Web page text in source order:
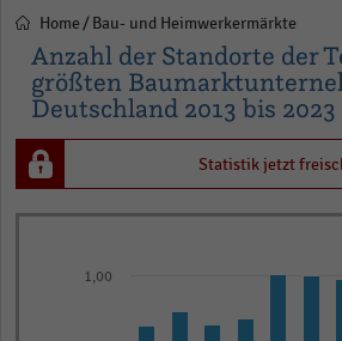
Pfadnavigation
Home Bau- und Heimwerkermärkte
Anzahl der Standorte der
größten
Deutschland 2013 bis 2023
Statistik jetzt
1,00